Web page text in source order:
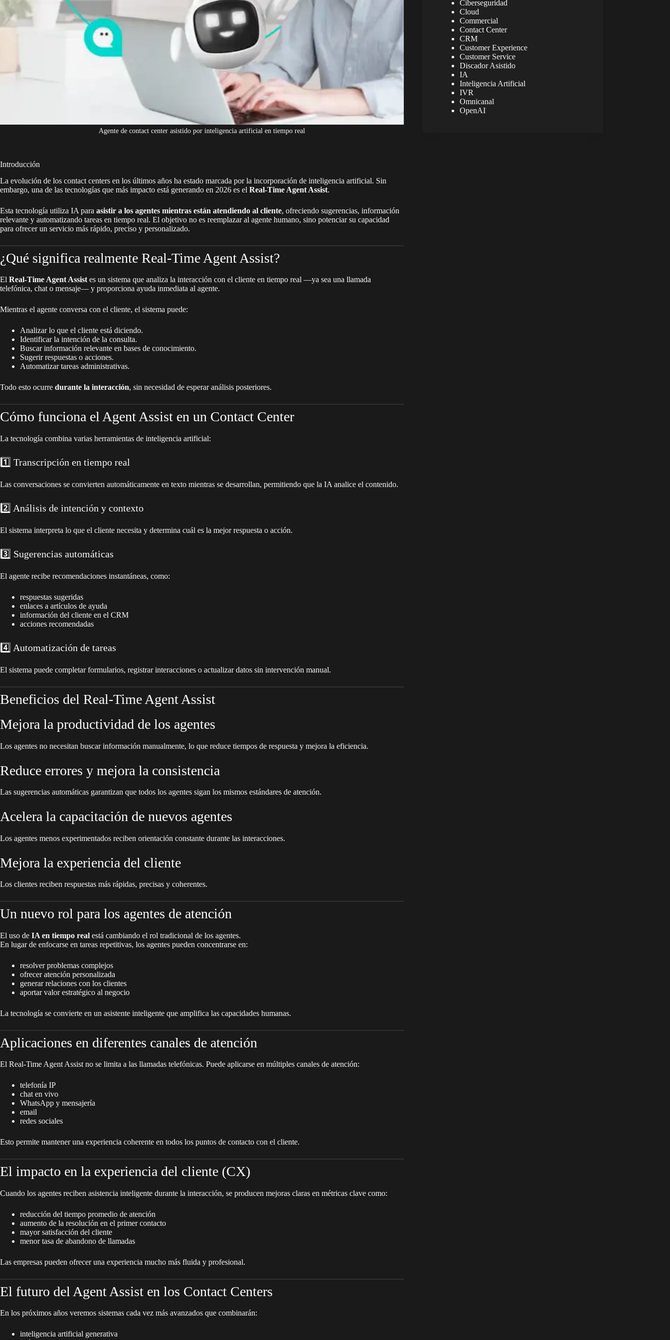
Agente de contact center asistido por inteligencia artificial en tiempo real
Introducción
La evolución de los contact centers en los últimos años ha estado marcada por la incorporación de inteligencia artificial. Sin
embargo, una de las tecnologías que más impacto está generando en 2026 es el Real-Time Agent Assist.
Esta tecnología utiliza IA para asistir a los agentes mientras están atendiendo al cliente, ofreciendo sugerencias, información
relevante y automatizando tareas en tiempo real. El objetivo no es reemplazar al agente humano, sino potenciar su capacidad
para ofrecer un servicio más rápido, preciso y personalizado.
¿Qué significa realmente Real-Time Agent Assist?
El Real-Time Agent Assist es un sistema que analiza la interacción con el cliente en tiempo real —ya sea una llamada
telefónica, chat o mensaje— y proporciona ayuda inmediata al agente.
Mientras el agente conversa con el cliente, el sistema puede:
Analizar lo que el cliente está diciendo.
Identificar la intención de la consulta.
Buscar información relevante en bases de conocimiento.
Sugerir respuestas o acciones.
Automatizar tareas administrativas.
Todo esto ocurre durante la interacción, sin necesidad de esperar análisis posteriores.
Cómo funciona el Agent Assist en un Contact Center
La tecnología combina varias herramientas de inteligencia artificial:
1️⃣ Transcripción en tiempo real
Las conversaciones se convierten automáticamente en texto mientras se desarrollan, permitiendo que la IA analice el contenido.
2️⃣ Análisis de intención y contexto
El sistema interpreta lo que el cliente necesita y determina cuál es la mejor respuesta o acción.
3️⃣ Sugerencias automáticas
El agente recibe recomendaciones instantáneas, como:
respuestas sugeridas
enlaces a artículos de ayuda
información del cliente en el CRM
acciones recomendadas
4️⃣ Automatización de tareas
El sistema puede completar formularios, registrar interacciones o actualizar datos sin intervención manual.
Beneficios del Real-Time Agent Assist
Mejora la productividad de los agentes
Los agentes no necesitan buscar información manualmente, lo que reduce tiempos de respuesta y mejora la eficiencia.
Reduce errores y mejora la consistencia
Las sugerencias automáticas garantizan que todos los agentes sigan los mismos estándares de atención.
Acelera la capacitación de nuevos agentes
Los agentes menos experimentados reciben orientación constante durante las interacciones.
Mejora la experiencia del cliente
Los clientes reciben respuestas más rápidas, precisas y coherentes.
Un nuevo rol para los agentes de atención
El uso de IA en tiempo real está cambiando el rol tradicional de los agentes.
En lugar de enfocarse en tareas repetitivas, los agentes pueden concentrarse en:
resolver problemas complejos
ofrecer atención personalizada
generar relaciones con los clientes
aportar valor estratégico al negocio
La tecnología se convierte en un asistente inteligente que amplifica las capacidades humanas.
Aplicaciones en diferentes canales de atención
El Real-Time Agent Assist no se limita a las llamadas telefónicas. Puede aplicarse en múltiples canales de atención:
telefonía IP
chat en vivo
WhatsApp y mensajería
email
redes sociales
Esto permite mantener una experiencia coherente en todos los puntos de contacto con el cliente.
El impacto en la experiencia del cliente (CX)
Cuando los agentes reciben asistencia inteligente durante la interacción, se producen mejoras claras en métricas clave como:
reducción del tiempo promedio de atención
aumento de la resolución en el primer contacto
mayor satisfacción del cliente
menor tasa de abandono de llamadas
Las empresas pueden ofrecer una experiencia mucho más fluida y profesional.
El futuro del Agent Assist en los Contact Centers
En los próximos años veremos sistemas cada vez más avanzados que combinarán:
inteligencia artificial generativa
Ciberseguridad
Cloud
Commercial
Contact Center
CRM
Customer Experience
Customer Service
Discador Asistido
IA
Inteligencia Artificial
IVR
Omnicanal
OpenAI